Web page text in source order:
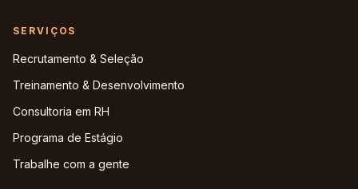
SERVIÇOS
Recrutamento & Seleção
Treinamento & Desenvolvimento
Consultoria em RH
Programa de Estágio
Trabalhe com a gente